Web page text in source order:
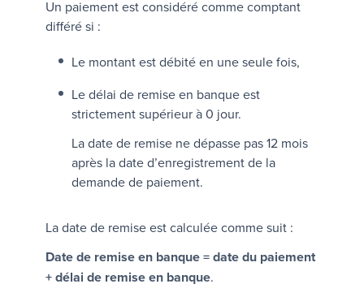
Un paiement est considéré comme comptant
différé si :
Le montant est débité en une seule fois,
Le délai de remise en banque est
strictement supérieur à 0 jour.
La date de remise ne dépasse pas 12 mois
après la date d’enregistrement de la
demande de paiement.
La date de remise est calculée comme suit :
Date de remise en banque = date du paiement
+ délai de remise en banque.